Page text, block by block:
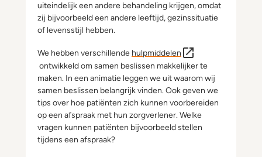
uiteindelijk een andere behandeling krijgen, omdat
zij bijvoorbeeld een andere leeftijd, gezinssituatie
of levensstijl hebben.
We hebben verschillende hulpmiddelen
ontwikkeld om samen beslissen makkelijker te
maken. In een animatie leggen we uit waarom wij
samen beslissen belangrijk vinden. Ook geven we
tips over hoe patiënten zich kunnen voorbereiden
op een afspraak met hun zorgverlener. Welke
vragen kunnen patiënten bijvoorbeeld stellen
tijdens een afspraak?